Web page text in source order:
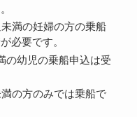
満の妊婦の方の乗船
必要です。
の幼児の乗船申込は受
の方のみでは乗船で